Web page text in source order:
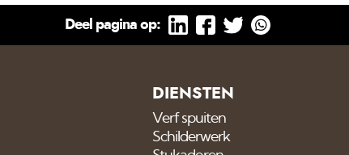
Deel pagina op:
DIENSTEN
Verf spuiten
Schilderwerk